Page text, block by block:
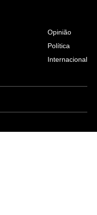
Opinião
Política
Internacional